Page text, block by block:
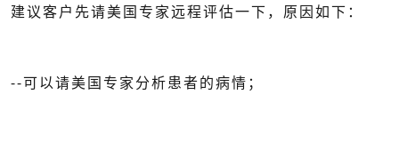
建议客户先请美国专家远程评估一下，原因如下：
--可以请美国专家分析患者的病情；